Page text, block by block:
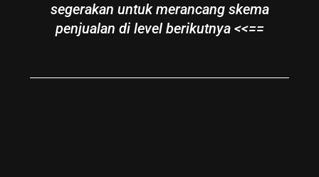
segerakan untuk merancang skema
penjualan di level berikutnya <<==